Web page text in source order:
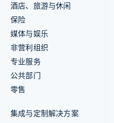
酒店、旅游与休闲
保险
媒体与娱乐
非营利组织
专业服务
公共部门
零售
集成与定制解决方案